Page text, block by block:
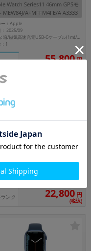
Watch Series11 46mm GPSモ
MEW84J/A+MFFM4FE/A A3333
ットブラックアルミニウムケ
ダークグレイスポーツループ】
ー：Apple
2025/09
付属品: 箱/磁気高速充電USB-Cケーブル(1m)/ダークグレイスポーツループ/マニュアル
1
55,800円
世代】Apple Watch SE 40mm
モデル MXE93J/A A2722【ミッ
トスポーツバンド】
：2
ンク 22,800 円
(税込)